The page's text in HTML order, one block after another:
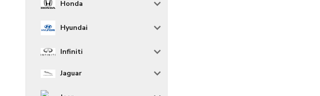
Honda
Hyundai
Infiniti
Jaguar